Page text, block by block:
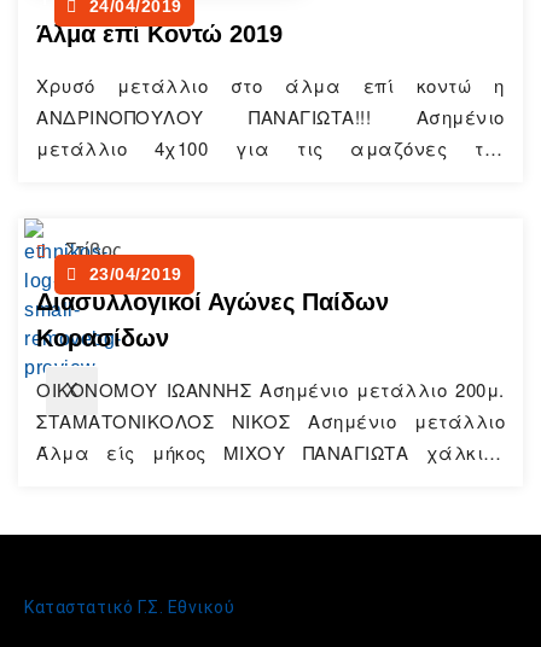
Γυμναστικής
Χώρος
εκδηλώσεων
Επικοινωνία
X
24/04/2019
Άλμα επί Κοντώ 2019
Χρυσό μετάλλιο στο άλμα επί κοντώ η
ΑΝΔΡΙΝΟΠΟΥΛΟΥ ΠΑΝΑΓΙΩΤΑ!!! Ασημένιο
μετάλλιο 4χ100 για τις αμαζόνες του
23/04/2019
Στίβος
Διασυλλογικοί Αγώνες Παίδων
Κορασίδων
ΟΙΚΟΝΟΜΟΥ ΙΩΑΝΝΗΣ Ασημένιο μετάλλιο 200μ.
ΣΤΑΜΑΤΟΝΙΚΟΛΟΣ ΝΙΚΟΣ Ασημένιο μετάλλιο
Άλμα είς μήκος ΜΙΧΟΥ ΠΑΝΑΓΙΩΤΑ χάλκινο
Καταστατικό Γ.Σ. Εθνικού